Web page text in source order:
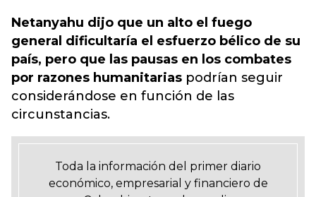
Netanyahu dijo que un alto el fuego
general dificultaría el esfuerzo bélico de su
país, pero que las pausas en los combates
por razones humanitarias podrían seguir
considerándose en función de las
circunstancias.
Toda la información del primer diario
económico, empresarial y financiero de